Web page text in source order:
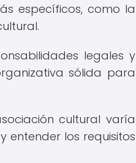
específicos, como la
legales y
sólida para
cultural varía
entender los requisitos